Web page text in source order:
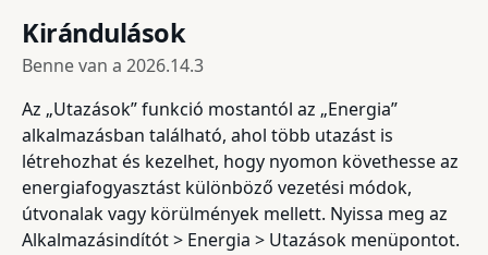
Kirándulások
Benne van a 2026.14.3
Az „Utazások” funkció mostantól az „Energia”
alkalmazásban található, ahol több utazást is
létrehozhat és kezelhet, hogy nyomon követhesse az
energiafogyasztást különböző vezetési módok,
útvonalak vagy körülmények mellett. Nyissa meg az
Alkalmazásindítót > Energia > Utazások menüpontot.